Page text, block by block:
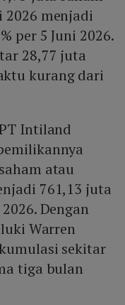
2026 menjadi
per 5 Juni 2026.
28,77 juta
kurang dari
Intiland
atau
761,13 juta
Dengan
Warren
sekitar
tiga bulan